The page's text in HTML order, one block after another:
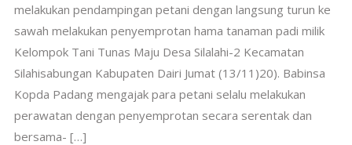
melakukan pendampingan petani dengan langsung turun ke
sawah melakukan penyemprotan hama tanaman padi milik
Kelompok Tani Tunas Maju Desa Silalahi-2 Kecamatan
Silahisabungan Kabupaten Dairi Jumat (13/11)20). Babinsa
Kopda Padang mengajak para petani selalu melakukan
perawatan dengan penyemprotan secara serentak dan
bersama- […]